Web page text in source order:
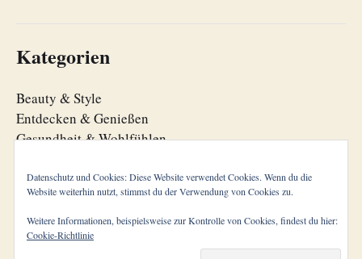
Kategorien
Beauty & Style
Entdecken & Genießen
Gesundheit & Wohlfühlen
Lebensorganisation
Zeitgeist
Datenschutz und Cookies: Diese Website verwendet Cookies. Wenn du die
Website weiterhin nutzt, stimmst du der Verwendung von Cookies zu.
Weitere Informationen, beispielsweise zur Kontrolle von Cookies, findest du hier:
Cookie-Richtlinie